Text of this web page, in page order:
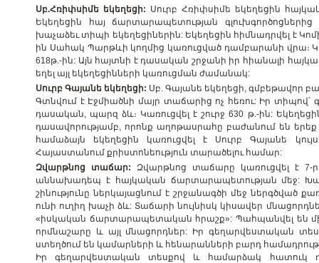
Սբ.Հռիփսիմե եկեղեցի: Սուրբ Հռիփսիմե եկեղեցին
Եկեղեցին հայ ճարտարապետության
խաչաձեւ տիպի եկեղեցիներին: Եկեղեցին հիմնադրվել է
ին Սահակ Պարթևի կողմից կառուցված դամբարանի
618թ.-ին: Այն հայտնի է դասական շրջանի իր հիանալի
եղել այլ եկեղեցինների կառուցման ժամանակ:
Սուրբ Գայանե եկեղեցի: Սբ. Գայանե եկեղեցի, գմբեթավոր
Գտնվում է Էջմիածնի մայր տաճարից ոչ հեռու: Իր տիպով՝
դասական, պարզ ձև։ Կառուցվել է շուրջ 630 թ.-ին:
դասավորությամբ, որոնք աղոթասրահը բաժանում են
համաձայն եկեղեցին կառուցվել է Սուրբ Գայանե
Հայաստանում քրիստոնեություն տարածելու համար:
Զվարթնոց տաճար: Զվարթնոց տաճարը կառուցվել է 7-
աննախադեպ է հայկական ճարտարապետության մեջ:
շինությունը ներկայացնում է շրջանագծի մեջ ներգծված
ունի ուղիղ խաչի ձև: Տաճարի նույնիսկ կիսավեր
«իսկական ճարտարապետական հրաշք»: Պահպանվել են
որմնաշարը և այլ մնացորդներ: Իր գեղարվեստական
ստեղծում են կամարների և հենարանների բարդ
Իր գեղարվեստական ​​տեսքով և համարձակ հատուկ